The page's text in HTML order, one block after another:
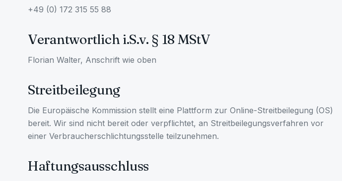
+49 (0) 172 315 55 88
Verantwortlich i.S.v. § 18 MStV
Florian Walter, Anschrift wie oben
Streitbeilegung
Die Europäische Kommission stellt eine Plattform zur Online-Streitbeilegung (OS)
bereit. Wir sind nicht bereit oder verpflichtet, an Streitbeilegungsverfahren vor
einer Verbraucherschlichtungsstelle teilzunehmen.
Haftungsausschluss